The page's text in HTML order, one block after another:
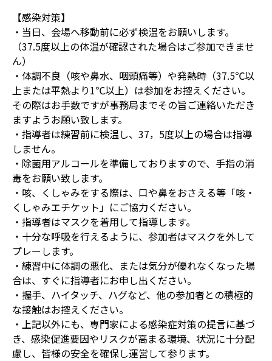
【感染対策】
・当日、会場へ移動前に必ず検温をお願いします。
（37.5度以上の体温が確認された場合はご参加できませ
ん）
・体調不良（咳や鼻水、咽頭痛等）や発熱時（37.5℃以
上または平熱より1℃以上）は参加をお控えください。
その際はお手数ですが事務局までその旨ご連絡いただき
ますようお願い致します。
・指導者は練習前に検温し、37，5度以上の場合は指導
しません。
・除菌用アルコールを準備しておりますので、手指の消
毒をお願い致します。
・咳、くしゃみをする際は、口や鼻をおさえる等「咳・
くしゃみエチケット」にご協力ください。
・指導者はマスクを着用して指導します。
・十分な呼吸を行えるように、参加者はマスクを外して
プレーします。
・練習中に体調の悪化、または気分が優れなくなった場
合は、すぐに指導者にお申し出ください。
・握手、ハイタッチ、ハグなど、他の参加者との積極的
な接触はお控えください。
・上記以外にも、専門家による感染症対策の提言に基づ
き、感染促進要因やリスクが高まる環境、状況に十分配
慮し、皆様の安全を確保し運営して参ります。